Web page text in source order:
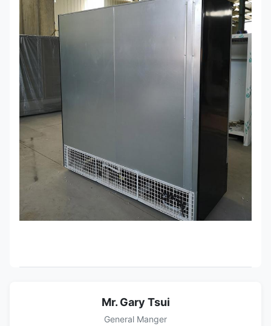
Mr. Gary Tsui
General Manger